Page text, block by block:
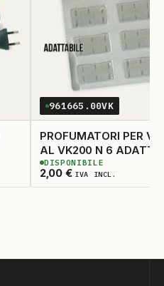
961665.00VK
PROFUMATORI PER
AL VK200 N 6
2,00 € IVA INCL.
5DISPONIBILI
DISPONIBILE